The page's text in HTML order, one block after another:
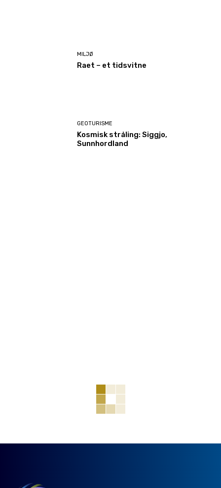
MILJØ
Raet – et tidsvitne
GEOTURISME
Kosmisk stråling: Siggjo,
Sunnhordland